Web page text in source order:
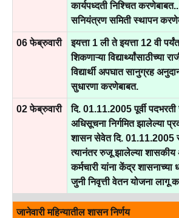
कार्यपध्दती निश्चित करणेबाबत..
सनियंत्रण समिती स्थापन
06 फेब्रुवारी
इयत्ता 1 ली ते इयत्ता 12 वी पर्यंत
शिकणाऱ्या विद्यार्थ्यांसाठीच्या
विद्यार्थी अपघात सानुग्रह
सुधारणा करणेबाबत.
02 फेब्रुवारी
दि. 01.11.2005 पूर्वी पदभरती
अधिसूचना निर्गमित झालेल्या
शासन सेवेत दि. 01.11.2005
त्यानंतर रुजू झालेल्या शासकीय
कर्मचारी यांना केंद्र शासनाच्या
जुनी निवृत्ती वेतन योजना लागू
जानेवारी महिन्यातील शासन निर्णय